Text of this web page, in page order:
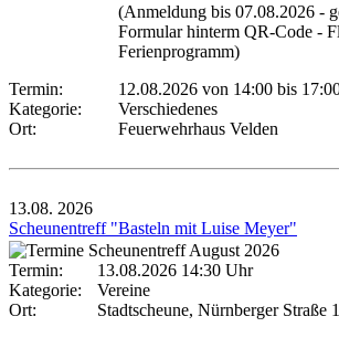
(Anmeldung bis 07.08.2026 -
Formular hinterm QR-Code -
Ferienprogramm)
Termin:
12.08.2026 von 14:00 bis
Kategorie:
Verschiedenes
Ort:
Feuerwehrhaus Velden
13.08. 2026
Scheunentreff "Basteln mit Luise Meyer"
Termin:
13.08.2026 14:30 Uhr
Kategorie:
Vereine
Ort:
Stadtscheune, Nürnberger Straße